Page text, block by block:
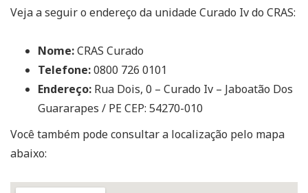
Veja a seguir o endereço da unidade Curado Iv do CRAS:
Nome:CRAS Curado
Telefone:0800 726 0101
Endereço: Rua Dois, 0 – Curado Iv – Jaboatão Dos
Guararapes / PE CEP: 54270-010
Você também pode consultar a localização pelo mapa
abaixo: